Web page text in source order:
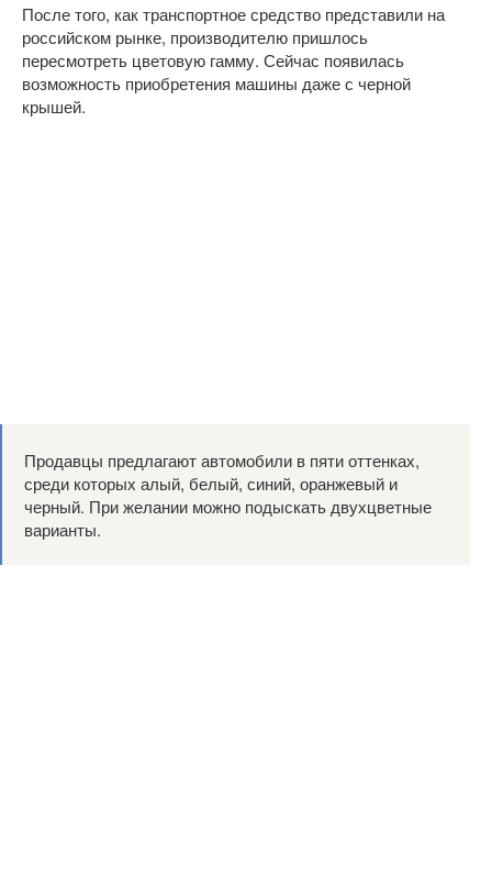
После того, как транспортное средство представили на
российском рынке, производителю пришлось
пересмотреть цветовую гамму. Сейчас появилась
возможность приобретения машины даже с черной
крышей.
Продавцы предлагают автомобили в пяти оттенках,
среди которых алый, белый, синий, оранжевый и
черный. При желании можно подыскать двухцветные
варианты.